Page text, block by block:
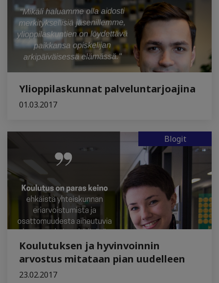
Ylioppilaskunnat palveluntarjoajina
01.03.2017
Blogit
Koulutuksen ja hyvinvoinnin
arvostus mitataan pian uudelleen
23.02.2017